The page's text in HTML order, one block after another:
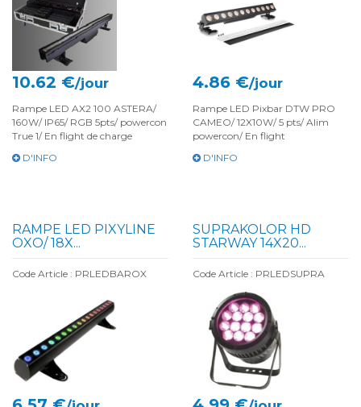
10.62 €/jour
Rampe LED AX2 100 ASTERA/
160W/ IP65/ RGB 5pts/ powercon
True 1/ En flight de charge
D'INFO
4.86 €/jour
Rampe LED Pixbar DTW PRO
CAMEO/ 12X10W/ 5 pts/ Alim
powercon/ En flight
D'INFO
RAMPE LED PIXYLINE
OXO/ 18X...
Code Article : PRLEDBAROX
SUPRAKOLOR HD
STARWAY 14X20...
Code Article : PRLEDSUPRA